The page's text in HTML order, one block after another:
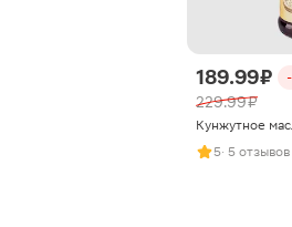
189.99 ₽
229.99 ₽
Кунжутное
5· 5 отзывов